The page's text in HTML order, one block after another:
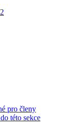
pro členy
této sekce